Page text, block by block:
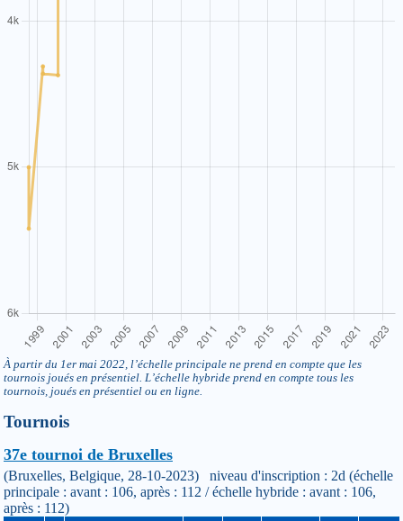
À partir du 1er mai 2022, l’échelle principale ne prend en compte que les
tournois joués en présentiel. L’échelle hybride prend en compte tous les
tournois, joués en présentiel ou en ligne.
Tournois
37e tournoi de Bruxelles
(Bruxelles, Belgique, 28-10-2023) niveau d'inscription : 2d (échelle
principale : avant : 106, après : 112 / échelle hybride : avant : 106,
après : 112)